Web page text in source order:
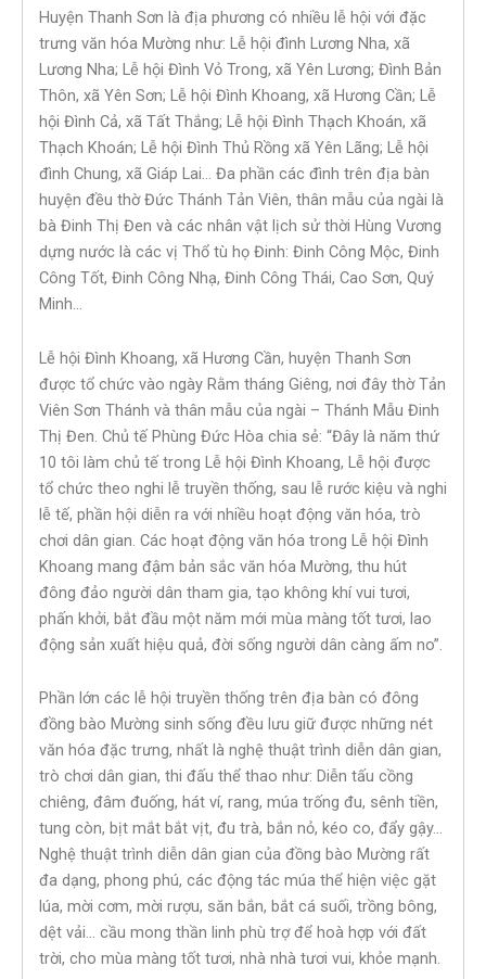
Huyện Thanh Sơn là địa phương có nhiều lễ hội với đặc
trưng văn hóa Mường như: Lễ hội đình Lương Nha, xã
Lương Nha; Lễ hội Đình Vỏ Trong, xã Yên Lương; Đình Bản
Thôn, xã Yên Sơn; Lễ hội Đình Khoang, xã Hương Cần; Lễ
hội Đình Cả, xã Tất Thắng; Lễ hội Đình Thạch Khoán, xã
Thạch Khoán; Lễ hội Đình Thủ Rồng xã Yên Lãng; Lễ hội
đình Chung, xã Giáp Lai… Đa phần các đình trên địa bàn
huyện đều thờ Đức Thánh Tản Viên, thân mẫu của ngài là
bà Đinh Thị Đen và các nhân vật lịch sử thời Hùng Vương
dựng nước là các vị Thổ tù họ Đinh: Đinh Công Mộc, Đinh
Công Tốt, Đinh Công Nhạ, Đinh Công Thái, Cao Sơn, Quý
Minh…
Lễ hội Đình Khoang, xã Hương Cần, huyện Thanh Sơn
được tổ chức vào ngày Rằm tháng Giêng, nơi đây thờ Tản
Viên Sơn Thánh và thân mẫu của ngài – Thánh Mẫu Đinh
Thị Đen. Chủ tế Phùng Đức Hòa chia sẻ: “Đây là năm thứ
10 tôi làm chủ tế trong Lễ hội Đình Khoang, Lễ hội được
tổ chức theo nghi lễ truyền thống, sau lễ rước kiệu và nghi
lễ tế, phần hội diễn ra với nhiều hoạt động văn hóa, trò
chơi dân gian. Các hoạt động văn hóa trong Lễ hội Đình
Khoang mang đậm bản sắc văn hóa Mường, thu hút
đông đảo người dân tham gia, tạo không khí vui tươi,
phấn khởi, bắt đầu một năm mới mùa màng tốt tươi, lao
động sản xuất hiệu quả, đời sống người dân càng ấm no”.
Phần lớn các lễ hội truyền thống trên địa bàn có đông
đồng bào Mường sinh sống đều lưu giữ được những nét
văn hóa đặc trưng, nhất là nghệ thuật trình diễn dân gian,
trò chơi dân gian, thi đấu thể thao như: Diễn tấu cồng
chiêng, đâm đuống, hát ví, rang, múa trống đu, sênh tiền,
tung còn, bịt mắt bắt vịt, đu trà, bắn nỏ, kéo co, đẩy gậy…
Nghệ thuật trình diễn dân gian của đồng bào Mường rất
đa dạng, phong phú, các động tác múa thể hiện việc gặt
lúa, mời cơm, mời rượu, săn bắn, bắt cá suối, trồng bông,
dệt vải… cầu mong thần linh phù trợ để hoà hợp với đất
trời, cho mùa màng tốt tươi, nhà nhà tươi vui, khỏe mạnh.